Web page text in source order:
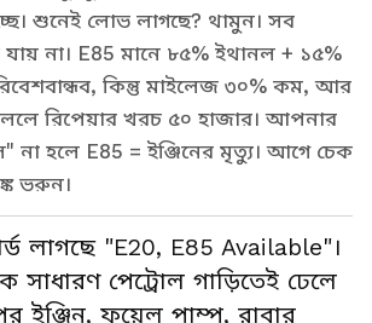
শুনেই লোভ লাগছে? থামুন। সব
যায় না। E85 মানে ৮৫% ইথানল + ১৫%
কিন্তু মাইলেজ ৩০% কম, আর
রিপেয়ার খরচ ৫০ হাজার। আপনার
না হলে E85 = ইঞ্জিনের মৃত্যু। আগে চেক
ভরুন।
লাগছে "E20, E85 Available"।
সাধারণ পেট্রোল গাড়িতেই ঢেলে
ইঞ্জিন, ফুয়েল পাম্প, রাবার